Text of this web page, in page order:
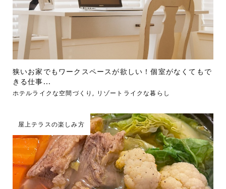
狭いお家でもワークスペースが欲しい！個室がなくてもで
きる仕事...
ホテルライクな空間づくり , リゾートライクな暮らし
屋上テラスの楽しみ方